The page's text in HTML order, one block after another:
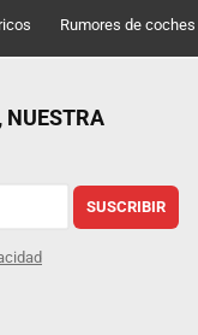
Rumores de coches
SUSCRIBIR